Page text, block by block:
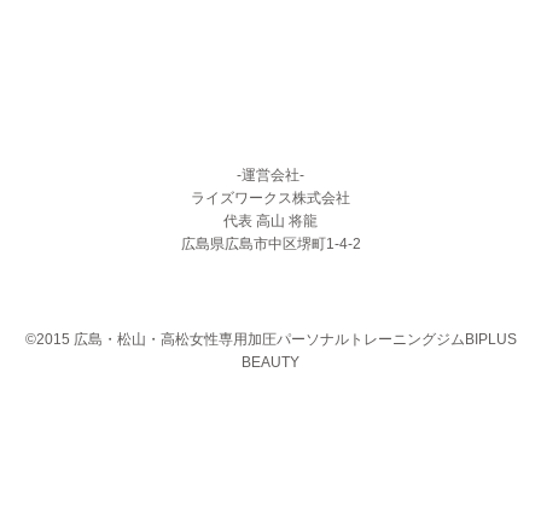
-運営会社-
ライズワークス株式会社
代表 高山 将龍
広島県広島市中区堺町1-4-2
©2015 広島・松山・高松女性専用加圧パーソナルトレーニングジムBIPLUS
BEAUTY